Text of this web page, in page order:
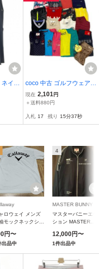
ネイビ
92
pe
coco 中古 ゴルフウェア
ブランド色々 まとめ売り
20点 レディース おまとめ
現在 2,101円
＋送料880円
入札 17 残り 15分36秒
ロウェイ メンズ
モックネックシャ
円〜
出品中
4
マスターバニーエデ
ション MASTER
柄 ニットブルゾン
ルフウェア メンズ
夏
12,000円〜
1件出品中